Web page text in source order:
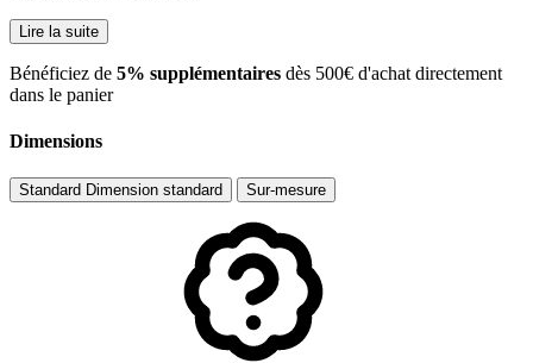
Lire la suite
​Bénéficiez de 5% supplémentaires dès 500€ d'achat directement
dans le panier
Dimensions
Standard Dimension standard Sur-mesure